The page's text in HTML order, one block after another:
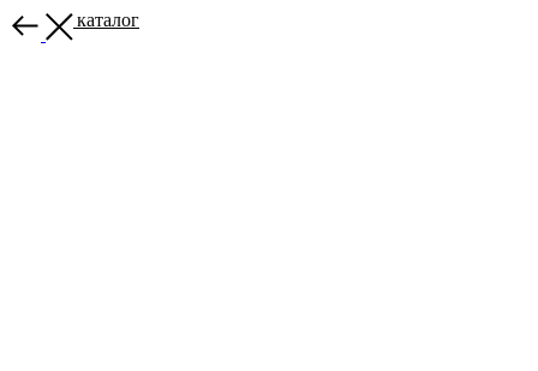
Назад в каталог